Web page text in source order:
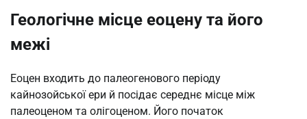
Геологічне місце еоцену та його
межі
Еоцен входить до палеогенового періоду
кайнозойської ери й посідає середнє місце між
палеоценом та олігоценом. Його початок